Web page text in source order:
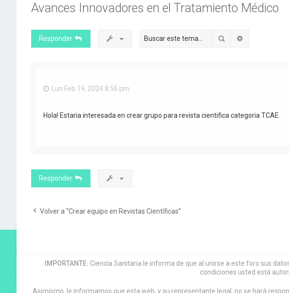
Avances Innovadores en el Tratamiento Médico
Responder Buscar
Lun Feb 19, 2024 8:56 pm
Hola! Estaria interesada en crear grupo para revista cientifica categoria TCAE.
Responder
Volver a “Crear equipo en Revistas Científicas”
IMPORTANTE: Ciencia Sanitaria le informa de que al unirse a este foro sus
condiciones usted está
Asimismo, le informamos que esta web, y su representante legal, no se hará